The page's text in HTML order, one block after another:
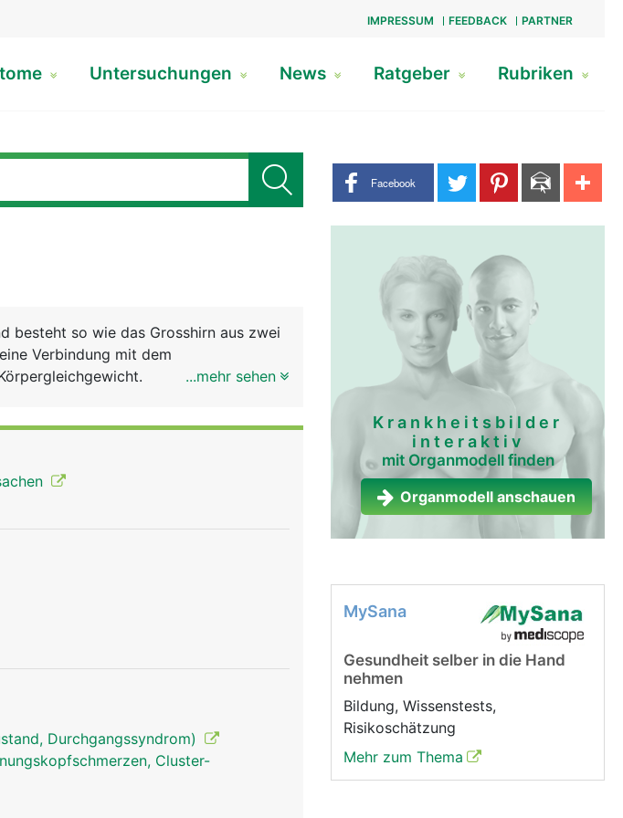
IMPRESSUM FEEDBACK PARTNER
Untersuchungen News Ratgeber Rubriken
Share buttons
Facebook
besteht so wie das Grosshirn aus zwei
Verbindung mit dem
...mehr sehen
Durchgangssyndrom)
Cluster-
Krankheitsbilder
interaktiv
mit Organmodell finden
Organmodell anschauen
MySana
Gesundheit selber in die Hand
nehmen
Bildung, Wissenstests,
Risikoschätzung
Mehr zum Thema